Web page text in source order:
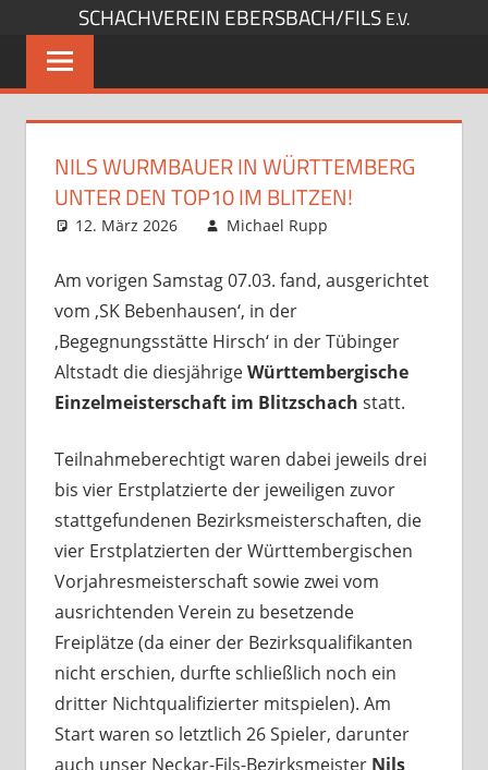
springen
SCHACHVEREIN EBERSBACH/FILS E.V.
NILS WURMBAUER IN WÜRTTEMBERG
UNTER DEN TOP10 IM BLITZEN!
12. März 2026 Michael Rupp
Am vorigen Samstag 07.03. fand, ausgerichtet
vom ‚SK Bebenhausen‘, in der
‚Begegnungsstätte Hirsch‘ in der Tübinger
Altstadt die diesjährigeWürttembergische
Einzelmeisterschaft im Blitzschach statt.
Teilnahmeberechtigt waren dabei jeweils drei
bis vier Erstplatzierte der jeweiligen zuvor
stattgefundenen Bezirksmeisterschaften, die
vier Erstplatzierten der Württembergischen
Vorjahresmeisterschaft sowie zwei vom
ausrichtenden Verein zu besetzende
Freiplätze (da einer der Bezirksqualifikanten
nicht erschien, durfte schließlich noch ein
dritter Nichtqualifizierter mitspielen). Am
Start waren so letztlich 26 Spieler, darunter
auch unser Neckar-Fils-Bezirksmeister Nils